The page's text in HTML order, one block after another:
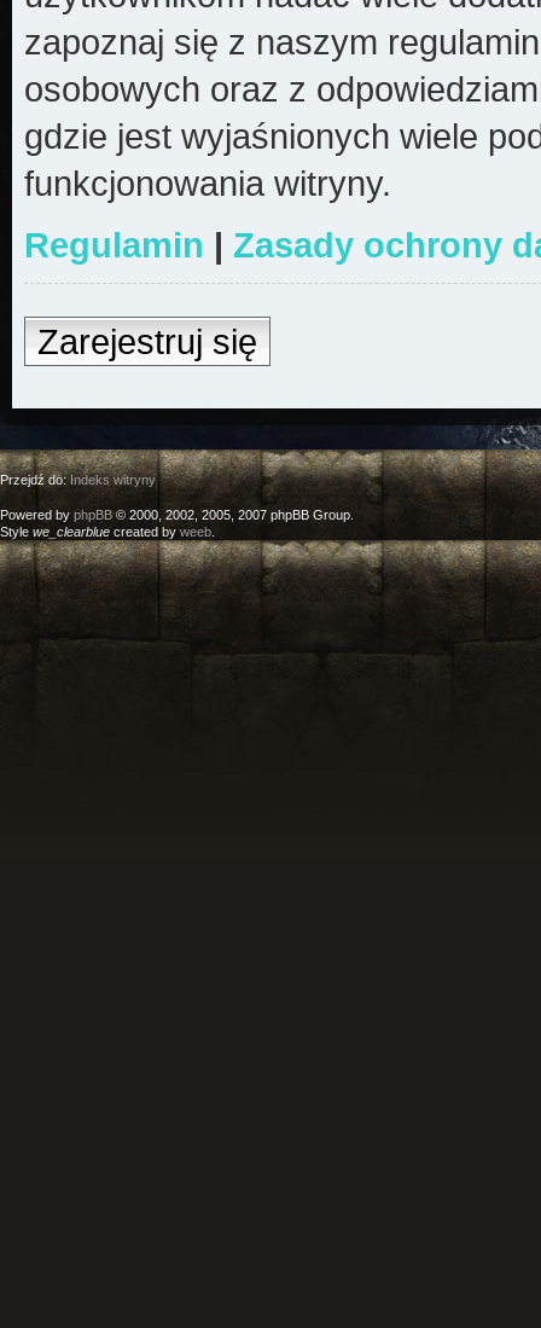
zapoznaj się z naszym
osobowych oraz z
gdzie jest wyjaśnionych wiele
funkcjonowania witryny.
Regulamin | Zasady ochrony
Zarejestruj się
Przejdź do:Indeks witryny
Powered by phpBB © 2000, 2002, 2005, 2007 phpBB Group.
Style we_clearblue created by weeb